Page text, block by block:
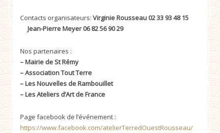
Contacts organisateurs: Virginie Rousseau 02 33 93 48 15
Jean-Pierre Meyer 06 82 56 90 29
Nos partenaires :
– Mairie de St Rémy
– Association Tout Terre
– Les Nouvelles de Rambouillet
– Les Ateliers d’Art de France
Page facebook de l’événement :
https://www.facebook.com/atelierTerredOuestRousseau/